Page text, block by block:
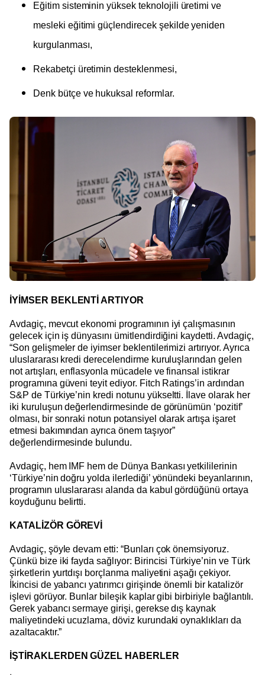
Eğitim sisteminin yüksek teknolojili üretimi ve
mesleki eğitimi güçlendirecek şekilde yeniden
kurgulanması,
Rekabetçi üretimin desteklenmesi,
Denk bütçe ve hukuksal reformlar.
İYİMSER BEKLENTİ ARTIYOR
Avdagiç, mevcut ekonomi programının iyi çalışmasının
gelecek için iş dünyasını ümitlendirdiğini kaydetti. Avdagiç,
“Son gelişmeler de iyimser beklentilerimizi artırıyor. Ayrıca
uluslararası kredi derecelendirme kuruluşlarından gelen
not artışları, enflasyonla mücadele ve finansal istikrar
programına güveni teyit ediyor. Fitch Ratings’in ardından
S&P de Türkiye’nin kredi notunu yükseltti. İlave olarak her
iki kuruluşun değerlendirmesinde de görünümün ‘pozitif’
olması, bir sonraki notun potansiyel olarak artışa işaret
etmesi bakımından ayrıca önem taşıyor”
değerlendirmesinde bulundu.
Avdagiç, hem IMF hem de Dünya Bankası yetkililerinin
‘Türkiye’nin doğru yolda ilerlediği’ yönündeki beyanlarının,
programın uluslararası alanda da kabul gördüğünü ortaya
koyduğunu belirtti.
KATALİZÖR GÖREVİ
Avdagiç, şöyle devam etti: “Bunları çok önemsiyoruz.
Çünkü bize iki fayda sağlıyor: Birincisi Türkiye’nin ve Türk
şirketlerin yurtdışı borçlanma maliyetini aşağı çekiyor.
İkincisi de yabancı yatırımcı girişinde önemli bir katalizör
işlevi görüyor. Bunlar bileşik kaplar gibi birbiriyle bağlantılı.
Gerek yabancı sermaye girişi, gerekse dış kaynak
maliyetindeki ucuzlama, döviz kurundaki oynaklıkları da
azaltacaktır.”
İŞTİRAKLERDEN GÜZEL HABERLER